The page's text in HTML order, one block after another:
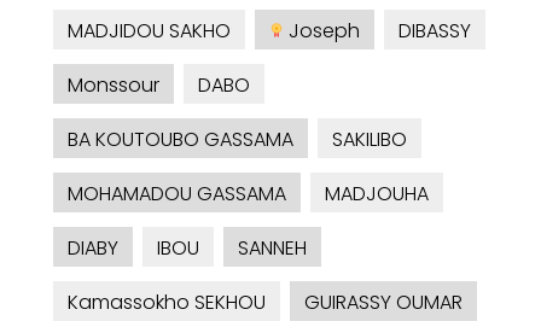
MADJIDOU SAKHO
Joseph
DIBASSY
Monssour
DABO
BA KOUTOUBO GASSAMA
SAKILIBO
MOHAMADOU GASSAMA
MADJOUHA
DIABY
IBOU
SANNEH
Kamassokho SEKHOU
GUIRASSY OUMAR